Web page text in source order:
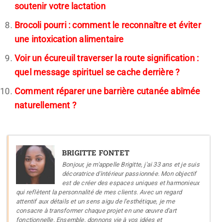
soutenir votre lactation
Brocoli pourri : comment le reconnaître et éviter
une intoxication alimentaire
Voir un écureuil traverser la route signification :
quel message spirituel se cache derrière ?
Comment réparer une barrière cutanée abîmée
naturellement ?
BRIGITTE FONTET
Bonjour, je m'appelle Brigitte, j'ai 33 ans et je suis
décoratrice d'intérieur passionnée. Mon objectif
est de créer des espaces uniques et harmonieux
qui reflètent la personnalité de mes clients. Avec un regard
attentif aux détails et un sens aigu de l'esthétique, je me
consacre à transformer chaque projet en une œuvre d'art
fonctionnelle. Ensemble, donnons vie à vos idées et